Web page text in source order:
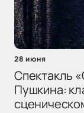
28 июня
Спектакль
Пушкина: